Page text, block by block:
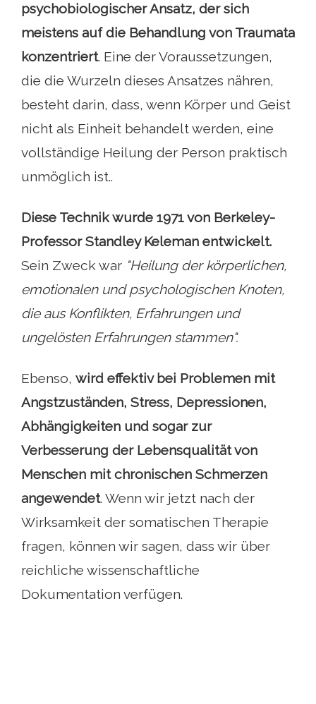
psychobiologischer Ansatz, der sich
meistens auf die Behandlung von Traumata
konzentriert. Eine der Voraussetzungen,
die die Wurzeln dieses Ansatzes nähren,
besteht darin, dass, wenn Körper und Geist
nicht als Einheit behandelt werden, eine
vollständige Heilung der Person praktisch
unmöglich ist..
Diese Technik wurde 1971 von Berkeley-
Professor Standley Keleman entwickelt.
Sein Zweck war "Heilung der körperlichen,
emotionalen und psychologischen Knoten,
die aus Konflikten, Erfahrungen und
ungelösten Erfahrungen stammen".
Ebenso, wird effektiv bei Problemen mit
Angstzuständen, Stress, Depressionen,
Abhängigkeiten und sogar zur
Verbesserung der Lebensqualität von
Menschen mit chronischen Schmerzen
angewendet. Wenn wir jetzt nach der
Wirksamkeit der somatischen Therapie
fragen, können wir sagen, dass wir über
reichliche wissenschaftliche
Dokumentation verfügen.